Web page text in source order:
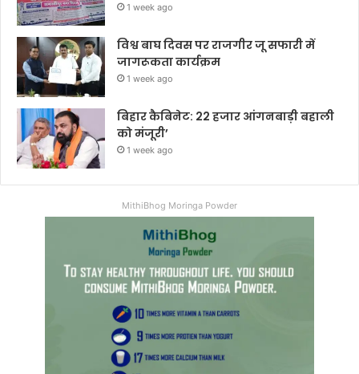
1 week ago
विश्व बाघ दिवस पर राजगीर जू सफारी में
जागरूकता कार्यक्रम
1 week ago
बिहार कैबिनेट: 22 हजार आंगनबाड़ी बहाली
को मंजूरी’
1 week ago
MithiBhog Moringa Powder